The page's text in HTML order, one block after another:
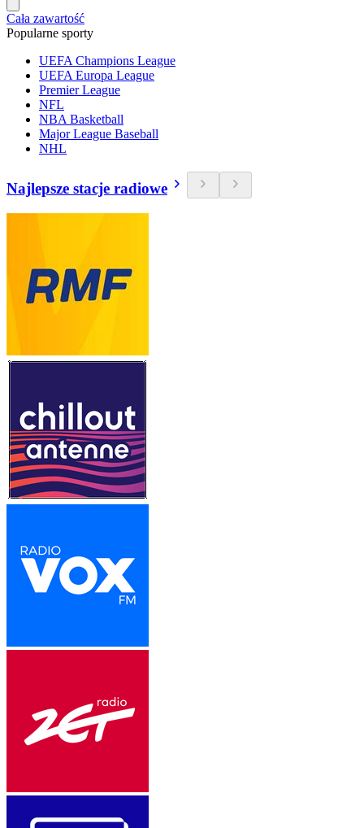
Cała zawartość
Popularne sporty
UEFA Champions League
UEFA Europa League
Premier League
NFL
NBA Basketball
Major League Baseball
NHL
Najlepsze stacje radiowe